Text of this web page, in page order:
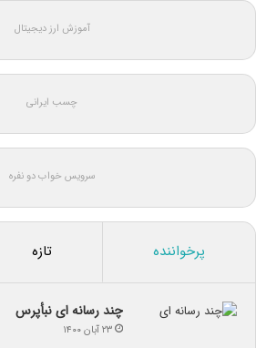
آموزش ارز دیجیتال
چسب ایرانی
سرویس خواب دو نفره
پرخواننده تازه
چند رسانه ای نبأپرس
۲۳ آبان ۱۴۰۰